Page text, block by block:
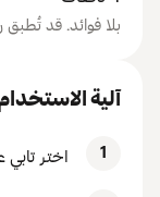
بلا فوائد. قد
آلية
1 اختر